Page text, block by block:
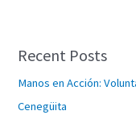
Recent Posts
Manos en Acción:
Cenegüita